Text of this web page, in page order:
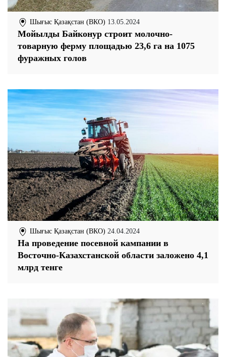
Шығыс Қазақстан (ВКО) 13.05.2024
Мойылды Байконур строит молочно-
товарную ферму площадью 23,6 га на 1075
фуражных голов
Шығыс Қазақстан (ВКО) 24.04.2024
На проведение посевной кампании в
Восточно-Казахстанской области заложено 4,1
млрд тенге